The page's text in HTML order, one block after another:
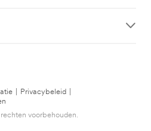
Privacybeleid
voorbehouden.